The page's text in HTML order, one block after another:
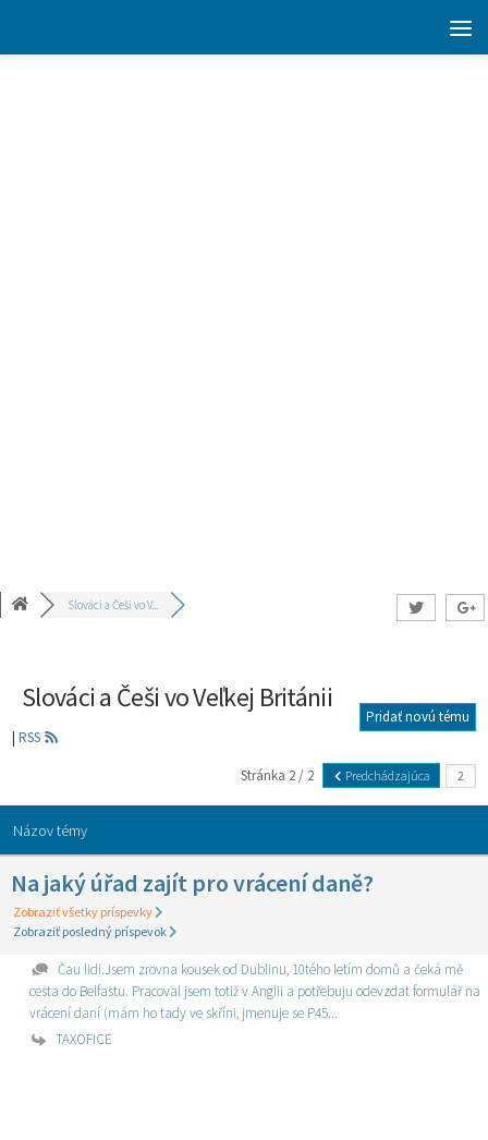
Slováci a Češi vo V...
Slováci a Češi vo Veľkej Británii
| RSS
Pridať novú tému
Stránka 2 / 2 Predchádzajúca
Názov témy
Na jaký úřad zajít pro vrácení daně?
Zobraziť všetky príspevky
Zobraziť posledný príspevok
Čau lidi.Jsem zrovna kousek od Dublinu, 10tého letím domů a čeká mě
cesta do Belfastu. Pracoval jsem totiž v Anglii a potřebuju odevzdat formulář na
vrácení daní (mám ho tady ve skříni, jmenuje se P45...
TAXOFICE